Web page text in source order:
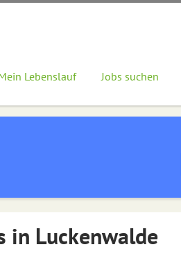
Lebenslauf Jobs suchen
in Luckenwalde